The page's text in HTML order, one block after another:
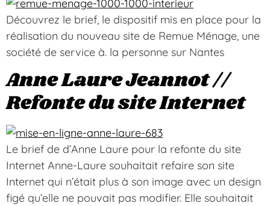
Découvrez le brief, le dispositif mis en place pour la
réalisation du nouveau site de Remue Ménage, une
société de service à. la personne sur Nantes
Anne Laure Jeannot //
Refonte du site Internet
Le brief de d’Anne Laure pour la refonte du site
Internet Anne-Laure souhaitait refaire son site
Internet qui n’était plus à son image avec un design
figé qu’elle ne pouvait pas modifier. Elle souhaitait